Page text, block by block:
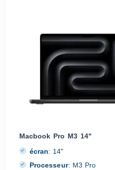
Macbook Pro M3 14"
écran: 14"
Processeur: M3 Pro